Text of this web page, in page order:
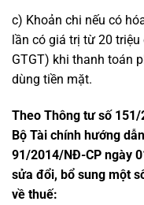
c) Khoản chi nếu có
lần có giá trị từ 20
GTGT) khi thanh toán
dùng tiền mặt.
Theo Thông tư số
Bộ Tài chính hướng
91/2014/NĐ-CP ngày
sửa đổi, bổ sung một
về thuế: